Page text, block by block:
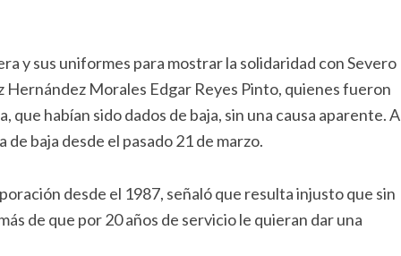
y sus uniformes para mostrar la solidaridad con Severo
Morales Edgar Reyes Pinto, quienes fueron
habían sido dados de baja, sin una causa aparente. A
baja desde el pasado 21 de marzo.
desde el 1987, señaló que resulta injusto que sin
de que por 20 años de servicio le quieran dar una